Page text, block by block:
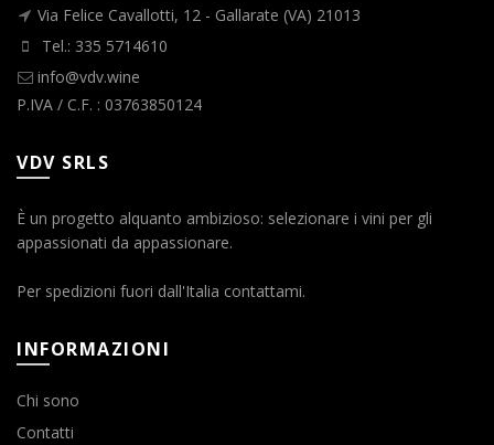
Via Felice Cavallotti, 12 - Gallarate (VA) 21013
Tel.: 335 5714610
info@vdv.wine
P.IVA / C.F. : 03763850124
VDV SRLS
È un progetto alquanto ambizioso: selezionare i vini per gli
appassionati da appassionare.
Per spedizioni fuori dall'Italia contattami.
INFORMAZIONI
Chi sono
Contatti